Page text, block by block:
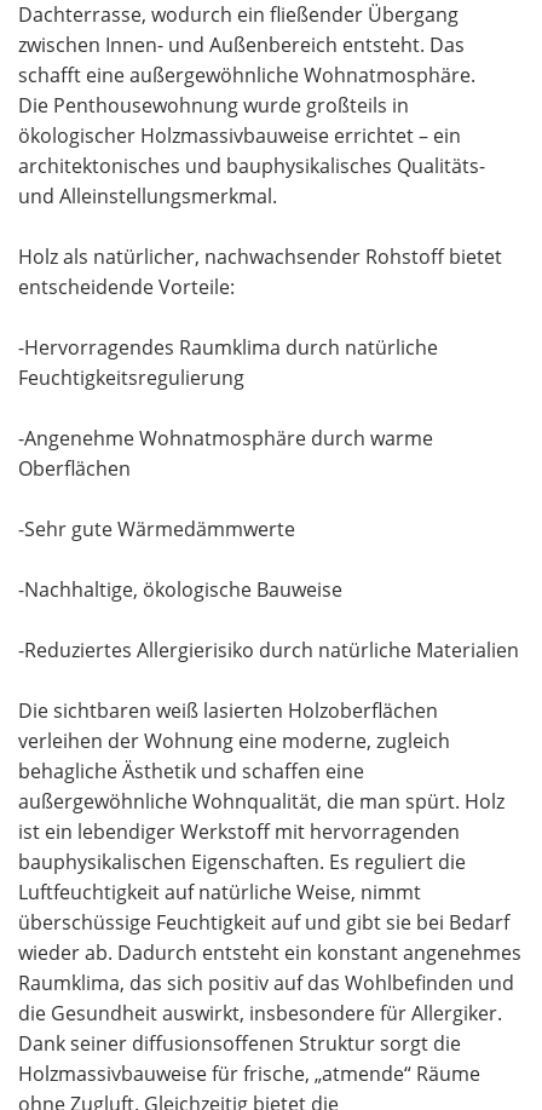
Dachterrasse, wodurch ein fließender Übergang
zwischen Innen- und Außenbereich entsteht. Das
schafft eine außergewöhnliche Wohnatmosphäre.
Die Penthousewohnung wurde großteils in
ökologischer Holzmassivbauweise errichtet – ein
architektonisches und bauphysikalisches Qualitäts-
und Alleinstellungsmerkmal.
Holz als natürlicher, nachwachsender Rohstoff bietet
entscheidende Vorteile:
-Hervorragendes Raumklima durch natürliche
Feuchtigkeitsregulierung
-Angenehme Wohnatmosphäre durch warme
Oberflächen
-Sehr gute Wärmedämmwerte
-Nachhaltige, ökologische Bauweise
-Reduziertes Allergierisiko durch natürliche Materialien
Die sichtbaren weiß lasierten Holzoberflächen
verleihen der Wohnung eine moderne, zugleich
behagliche Ästhetik und schaffen eine
außergewöhnliche Wohnqualität, die man spürt. Holz
ist ein lebendiger Werkstoff mit hervorragenden
bauphysikalischen Eigenschaften. Es reguliert die
Luftfeuchtigkeit auf natürliche Weise, nimmt
überschüssige Feuchtigkeit auf und gibt sie bei Bedarf
wieder ab. Dadurch entsteht ein konstant angenehmes
Raumklima, das sich positiv auf das Wohlbefinden und
die Gesundheit auswirkt, insbesondere für Allergiker.
Dank seiner diffusionsoffenen Struktur sorgt die
Holzmassivbauweise für frische, „atmende“ Räume
ohne Zugluft. Gleichzeitig bietet die